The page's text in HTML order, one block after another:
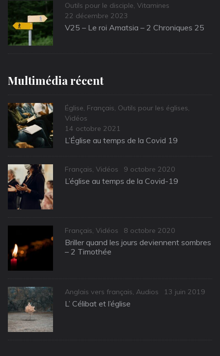
Categories
Outils pour le disciple, Vitamines
Posted
on
22 décembre 2023
V25 – Le roi Amatsia – 2 Chroniques 25
Multimédia récent
Categories
Église, Français, Outils pour les églises,
Vidéos
Posted
on
14 octobre 2021
L’Église au temps de la Covid 19
Categories
Français, Vidéos
Posted
on
9 octobre 2020
L’église au temps de la Covid-19
Categories
Français, Vidéos
Posted
on
8 octobre 2020
Briller quand les jours deviennent sombres
– 2 Timothée
Categories
Anglais vers français, Audios
Posted
13 juin 2019
L’ Célibat et l’église